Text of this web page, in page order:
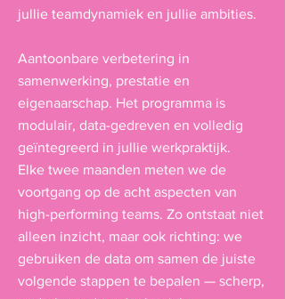
jullie teamdynamiek en jullie ambities.
Aantoonbare verbetering in
samenwerking, prestatie en
eigenaarschap. Het programma is
modulair, data-gedreven en volledig
geïntegreerd in jullie werkpraktijk.
Elke twee maanden meten we de
voortgang op de acht aspecten van
high-performing teams. Zo ontstaat niet
alleen inzicht, maar ook richting: we
gebruiken de data om samen de juiste
volgende stappen te bepalen — scherp,